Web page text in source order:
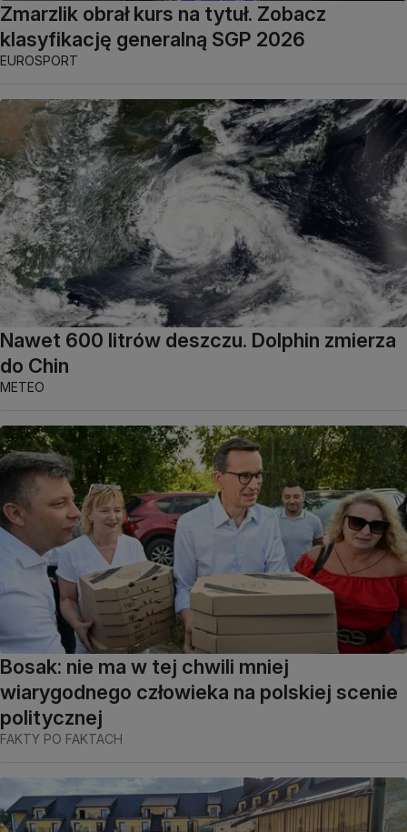
Zmarzlik obrał kurs na tytuł. Zobacz
klasyfikację generalną SGP 2026
EUROSPORT
Nawet 600 litrów deszczu. Dolphin zmierza
do Chin
METEO
Bosak: nie ma w tej chwili mniej
wiarygodnego człowieka na polskiej scenie
politycznej
FAKTY PO FAKTACH